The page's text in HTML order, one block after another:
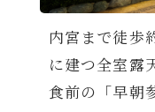
内宮まで徒歩
に建つ全室露
食前の「早朝